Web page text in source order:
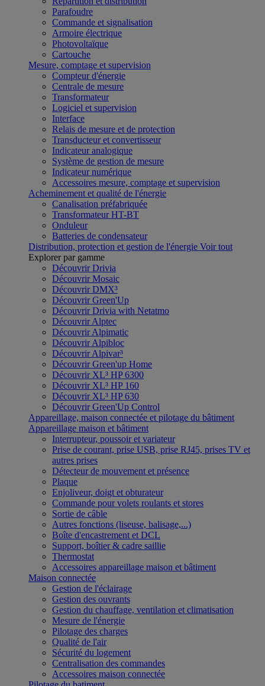
Parafoudre
Commande et signalisation
Armoire électrique
Photovoltaïque
Cartouche
Mesure, comptage et supervision
Compteur d'énergie
Centrale de mesure
Transformateur
Logiciel et supervision
Interface
Relais de mesure et de protection
Transducteur et convertisseur
Indicateur analogique
Système de gestion de mesure
Indicateur numérique
Accessoires mesure, comptage et supervision
Acheminement et qualité de l'énergie
Canalisation préfabriquée
Transformateur HT-BT
Onduleur
Batteries de condensateur
Distribution, protection et gestion de l'énergie Voir tout
Explorer par gamme
Découvrir Drivia
Découvrir Mosaic
Découvrir DMX³
Découvrir Green'Up
Découvrir Drivia with Netatmo
Découvrir Alptec
Découvrir Alpimatic
Découvrir Alpibloc
Découvrir Alpivar³
Découvrir Green'up Home
Découvrir XL³ HP 6300
Découvrir XL³ HP 160
Découvrir XL³ HP 630
Découvrir Green'Up Control
Appareillage, maison connectée et pilotage du bâtiment
Appareillage maison et bâtiment
Interrupteur, poussoir et variateur
Prise de courant, prise USB, prise RJ45, prises TV et
autres prises
Détecteur de mouvement et présence
Plaque
Enjoliveur, doigt et obturateur
Commande pour volets roulants et stores
Sortie de câble
Autres fonctions (liseuse, balisage,...)
Boîte d'encastrement et DCL
Support, boîtier & cadre saillie
Thermostat
Accessoires appareillage maison et bâtiment
Maison connectée
Gestion de l'éclairage
Gestion des ouvrants
Gestion du chauffage, ventilation et climatisation
Mesure de l'énergie
Pilotage des charges
Qualité de l'air
Sécurité du logement
Centralisation des commandes
Accessoires maison connectée